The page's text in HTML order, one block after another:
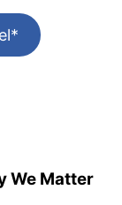
We Matter